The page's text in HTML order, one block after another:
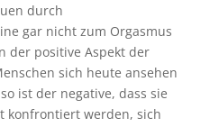
durch
gar nicht zum Orgasmus
der positive Aspekt der
sich heute ansehen
ist der negative, dass sie
konfrontiert werden, sich